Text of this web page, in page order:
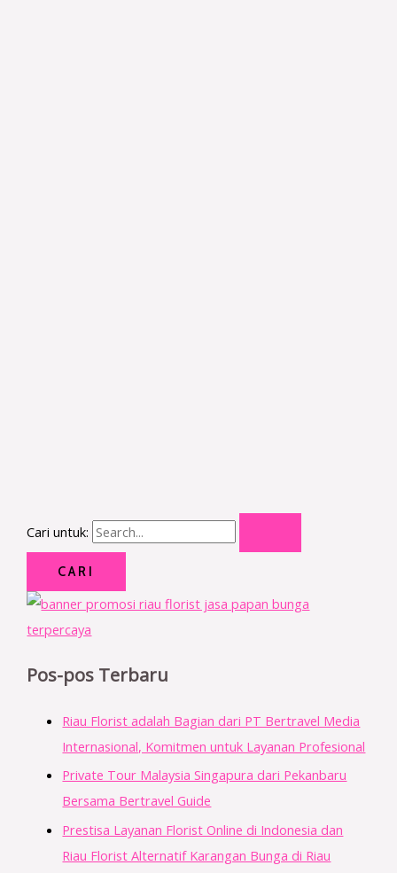
Cari untuk:
Pos-pos Terbaru
Riau Florist adalah Bagian dari PT Bertravel Media
Internasional, Komitmen untuk Layanan Profesional
Private Tour Malaysia Singapura dari Pekanbaru
Bersama Bertravel Guide
Prestisa Layanan Florist Online di Indonesia dan
Riau Florist Alternatif Karangan Bunga di Riau